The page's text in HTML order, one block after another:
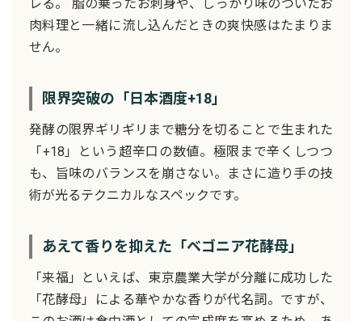
レる。 脂の乗ったお刺身や、しっかり味のついたお
肉料理と一緒に流し込んだときの爽快感はたまりま
せん。
限界突破の「日本酒度+18」
発酵の限界ギリギリまで糖分を切ることで生まれた
「+18」という超辛口の数値。極限まで辛くしつつ
も、旨味のバランスを崩さない。まさに造り手の技
術が光るテクニカルなスペックです。
あえて香りを抑えた「ベゴニア花酵母」
「来福」といえば、東京農業大学が分離に成功した
「花酵母」による華やかな香りが代名詞。ですが、